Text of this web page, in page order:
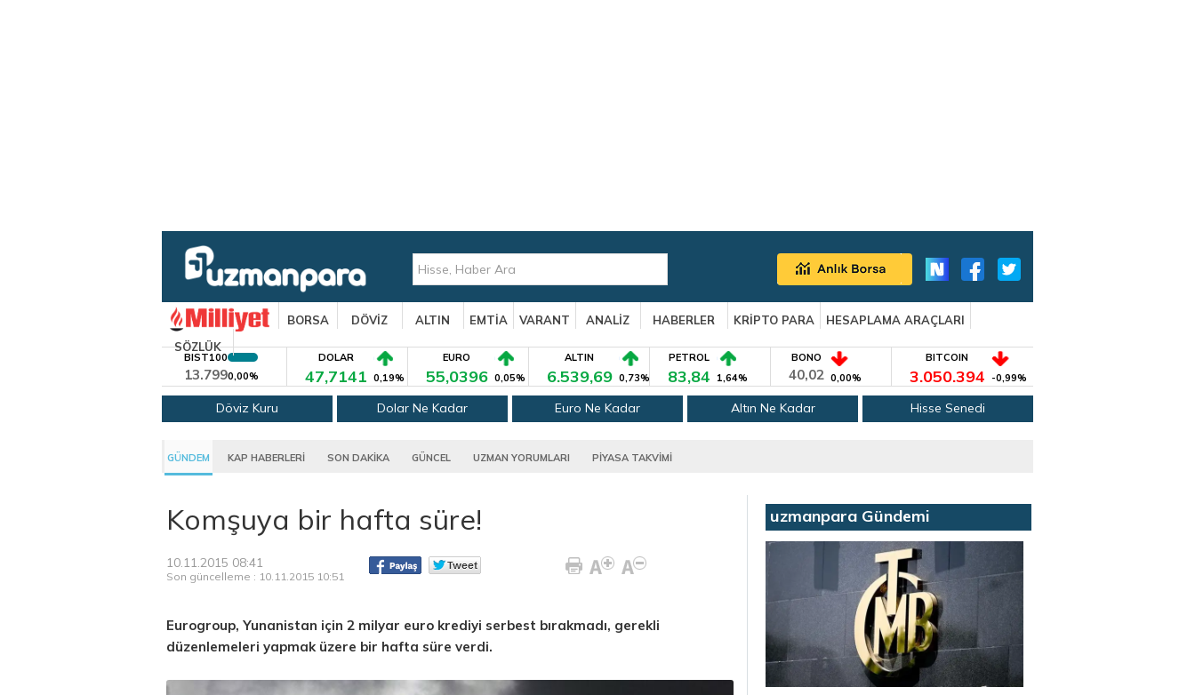
BORSA DÖVİZ ALTIN EMTİA VARANT ANALİZ HABERLER KRİPTO PARA
HESAPLAMA ARAÇLARI
SÖZLÜK
BIST100
13.7990,00%
DOLAR
47,7141 0,19%
EURO
55,0396 0,05%
ALTIN
6.539,69 0,73%
PETROL
83,84 1,64%
BONO
40,02 0,00%
BITCOIN
3.050.394 -0,99%
Döviz Kuru Dolar Ne Kadar Euro Ne Kadar Altın Ne Kadar Hisse Senedi
GÜNDEM KAP HABERLERİ SON DAKİKA GÜNCEL UZMAN YORUMLARI PİYASA TAKVİMİ
Komşuya bir hafta süre!
10.11.2015 08:41
Son güncelleme : 10.11.2015 10:51
Eurogroup, Yunanistan için 2 milyar euro krediyi serbest bırakmadı, gerekli
düzenlemeleri yapmak üzere bir hafta süre verdi.
uzmanpara Gündemi